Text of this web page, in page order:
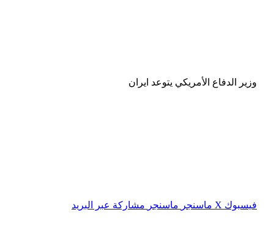
وزير الدفاع الأمريكي يتوعد ايران
فيسبوك ‫X ماسنجر ماسنجر مشاركة عبر البريد